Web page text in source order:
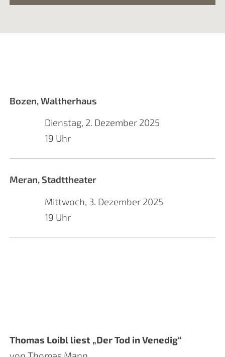
Bozen, Waltherhaus
Dienstag, 2. Dezember 2025
19 Uhr
Meran, Stadttheater
Mittwoch, 3. Dezember 2025
19 Uhr
Thomas Loibl liest „Der Tod in Venedig“